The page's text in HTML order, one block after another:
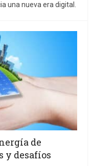
una nueva era digital.
de
y desafíos